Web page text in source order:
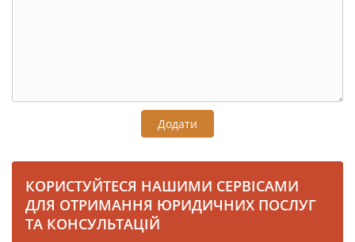
Додати
КОРИСТУЙТЕСЯ НАШИМИ СЕРВІСАМИ
ДЛЯ ОТРИМАННЯ ЮРИДИЧНИХ ПОСЛУГ
ТА КОНСУЛЬТАЦІЙ